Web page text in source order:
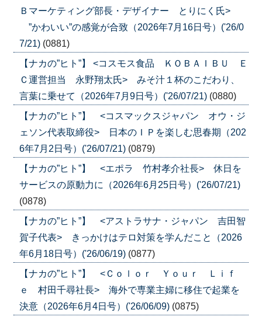
Ｂマーケティング部長・デザイナー とりにく氏>
”かわいい”の感覚が合致（2026年7月16日号）('26/0
7/21) (0881)
【ナカの”ヒト”】 <コスモス食品 ＫＯＢＡＩＢＵ Ｅ
Ｃ運営担当 永野翔太氏> みそ汁１杯のこだわり、
言葉に乗せて（2026年7月9日号）('26/07/21) (0880)
【ナカの”ヒト”】 <コスマックスジャパン オウ・ジ
ェソン代表取締役> 日本のＩＰを楽しむ思春期（202
6年7月2日号）('26/07/21) (0879)
【ナカの”ヒト”】 <エポラ 竹村孝介社長> 休日を
サービスの原動力に（2026年6月25日号）('26/07/21)
(0878)
【ナカの”ヒト”】 <アストラサナ・ジャパン 吉田智
賀子代表> きっかけはテロ対策を学んだこと（2026
年6月18日号）('26/06/19) (0877)
【ナカの”ヒト”】 <Ｃｏｌｏｒ Ｙｏｕｒ Ｌｉｆ
ｅ 村田千尋社長> 海外で専業主婦に移住で起業を
決意（2026年6月4日号）('26/06/09) (0875)